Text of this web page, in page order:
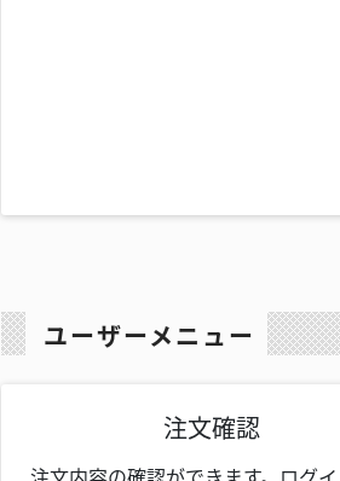
ユーザーメニュー
注文確認